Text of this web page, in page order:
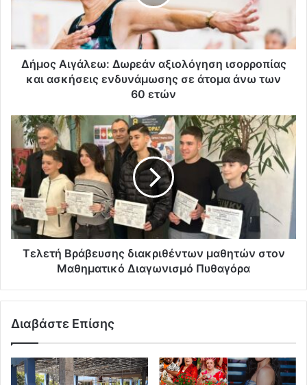
Δήμος Αιγάλεω: Δωρεάν αξιολόγηση ισορροπίας
και ασκήσεις ενδυνάμωσης σε άτομα άνω των
60 ετών
Τελετή Βράβευσης διακριθέντων μαθητών στον
Μαθηματικό Διαγωνισμό Πυθαγόρα
Διαβάστε Επίσης